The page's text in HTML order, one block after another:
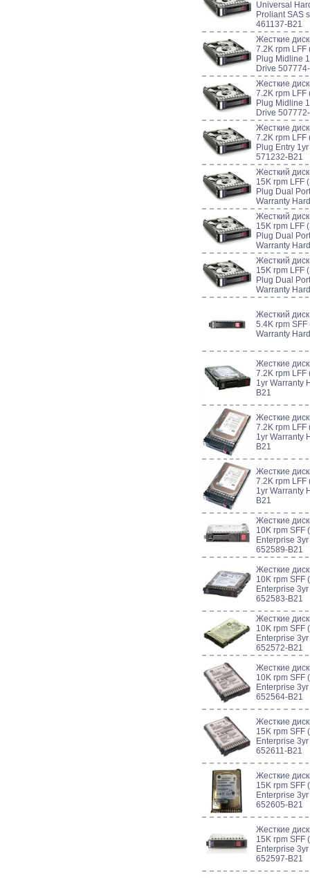
Universal
Proliant SAS
461137-B21
Жесткие
7.2K rpm LFF
Plug Midline
Drive
Жесткие
7.2K rpm LFF
Plug Midline
Drive
Жесткие
7.2K rpm LFF
Plug Entry
571232-B21
Жесткий
15K rpm LFF
Plug Dual
Warranty
Жесткий
15K rpm LFF
Plug Dual
Warranty
Жесткий
15K rpm LFF
Plug Dual
Warranty
Жесткий
5.4K rpm
Warranty
Жесткие
7.2K rpm LFF
1yr Warranty
B21
Жесткие
7.2K rpm LFF
1yr Warranty
B21
Жесткие
7.2K rpm LFF
1yr Warranty
B21
Жесткие
10K rpm SFF
Enterprise
652589-B21
Жесткие
10K rpm SFF
Enterprise
652583-B21
Жесткие
10K rpm SFF
Enterprise
652572-B21
Жесткие
10K rpm SFF
Enterprise
652564-B21
Жесткие
15K rpm SFF
Enterprise
652611-B21
Жесткие
15K rpm SFF
Enterprise
652605-B21
Жесткие
15K rpm SFF
Enterprise
652597-B21